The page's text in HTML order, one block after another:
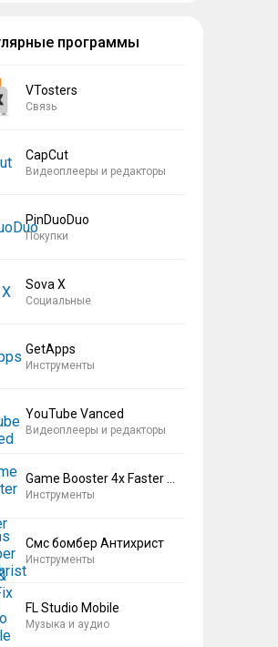
программы
VTosters
Связь
CapCut
Видеоплееры и редакторы
PinDuoDuo
Покупки
Sova X
Социальные
GetApps
Инструменты
YouTube Vanced
Видеоплееры и редакторы
Инструменты
Смс бомбер Антихрист
Инструменты
FL Studio Mobile
Музыка и аудио